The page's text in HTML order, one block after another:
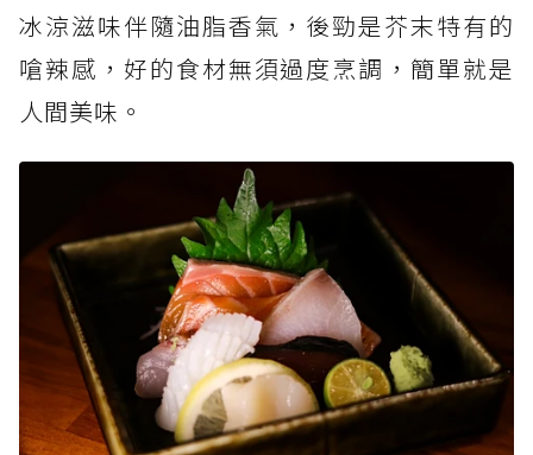
冰涼滋味伴隨油脂香氣，後勁是芥末特有的
嗆辣感，好的食材無須過度烹調，簡單就是
人間美味。